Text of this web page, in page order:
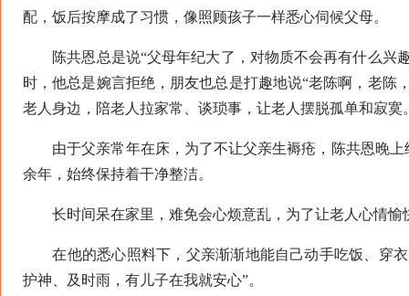
配，饭后按摩成了习惯，像照顾孩子一样悉心伺候父母。
陈共恩总是说“父母年纪大了，对物质不会再有什么兴
时，他总是婉言拒绝，朋友也总是打趣地说“老陈啊，老
老人身边，陪老人拉家常、谈琐事，让老人摆脱孤单和寂寞
由于父亲常年在床，为了不让父亲生褥疮，陈共恩晚上
余年，始终保持着干净整洁。
长时间呆在家里，难免会心烦意乱，为了让老人心情愉
在他的悉心照料下，父亲渐渐地能自己动手吃饭、穿衣
护神、及时雨，有儿子在我就安心”。